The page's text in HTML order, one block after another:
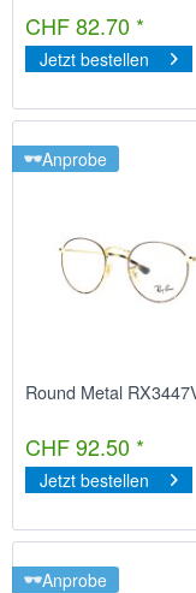
CHF 82.70 *
Jetzt bestellen
Anprobe
Round Metal
CHF 92.50 *
Jetzt bestellen
Anprobe